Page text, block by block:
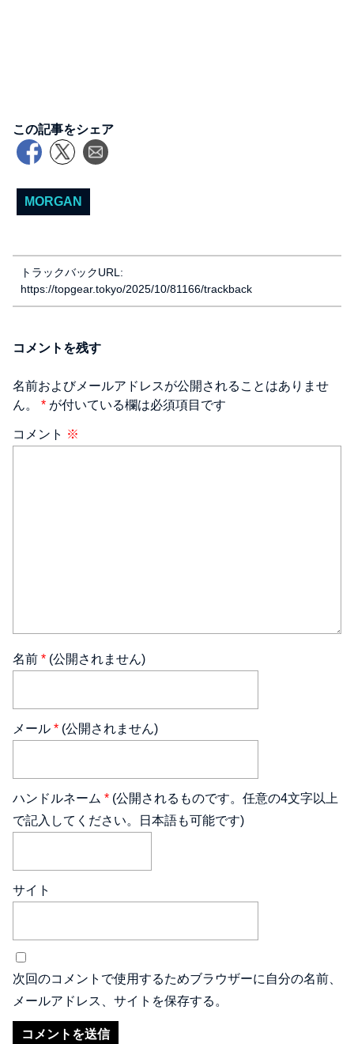
この記事をシェア
MORGAN
トラックバックURL:
https://topgear.tokyo/2025/10/81166/trackback
コメントを残す
名前およびメールアドレスが公開されることはありませ
ん。 * が付いている欄は必須項目です
コメント ※
名前 * (公開されません)
メール * (公開されません)
ハンドルネーム * (公開されるものです。任意の4文字以上
で記入してください。日本語も可能です)
サイト
次回のコメントで使用するためブラウザーに自分の名前、
メールアドレス、サイトを保存する。